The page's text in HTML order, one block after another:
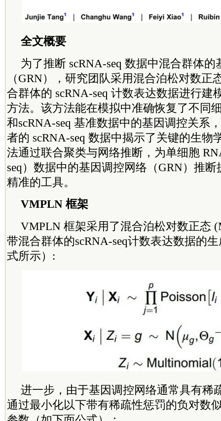
全文概要
为了推断 scRNA-seq 数据中混合群体的
（GRN），研究团队采用混合泊松对数正
合群体的 scRNA‐seq 计数表达数据进行建
方法。该方法能在模拟中准确恢复了不同
和scRNA-seq 基准数据中的基因调控关系
者的 scRNA-seq 数据中揭示了关键的生物
法通过联合聚类与网络推断，为单细胞
seq）数据中的基因调控网络（GRN）推
精准的工具。
VMPLN 框架
VMPLN 框架采用了混合泊松对数正态
带混合群体的scRNA-seq计数表达数据的
式所示）:
进一步，由于基因调控网络通常具有稀
通过最小化以下带有稀疏性惩罚的负对数